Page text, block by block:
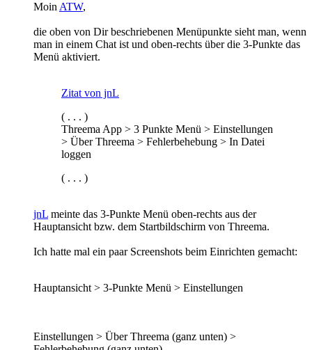
Moin ATW,
die oben von Dir beschriebenen Menüpunkte sieht man, wenn
man in einem Chat ist und oben-rechts über die 3-Punkte das
Menü aktiviert.
Zitat von jnL
( . . . )
Threema App > 3 Punkte Menü > Einstellungen
> Über Threema > Fehlerbehebung > In Datei
loggen
( . . . )
jnL meinte das 3-Punkte Menü oben-rechts aus der
Hauptansicht bzw. dem Startbildschirm von Threema.
Ich hatte mal ein paar Screenshots beim Einrichten gemacht:
Hauptansicht > 3-Punkte Menü > Einstellungen
Einstellungen > Über Threema (ganz unten) >